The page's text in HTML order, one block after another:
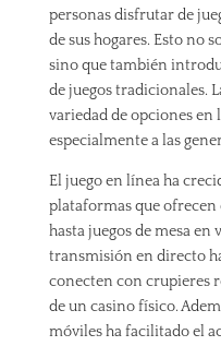
personas disfrutar de
de sus hogares. Esto no
sino que también
de juegos tradicionales.
variedad de opciones
especialmente a las
El juego en línea ha
plataformas que ofrecen
hasta juegos de mesa en
transmisión en directo
conecten con crupieres
de un casino físico.
móviles ha facilitado el